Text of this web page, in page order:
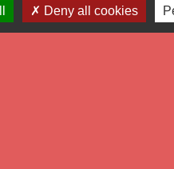
Signaler une erreur
Deny all cookies